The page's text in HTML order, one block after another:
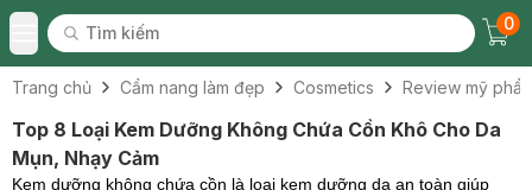
Toggle Menu
Tìm kiếm
Tìm kiếm
0
Trang chủ Cẩm nang làm đẹp Cosmetics Review mỹ
Top 8 Loại Kem Dưỡng Không Chứa Cồn Khô Cho Da
Mụn, Nhạy Cảm
Kem dưỡng không chứa cồn là loại kem dưỡng da an toàn giúp